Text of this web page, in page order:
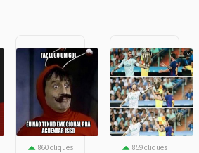
860 cliques 859 cliques